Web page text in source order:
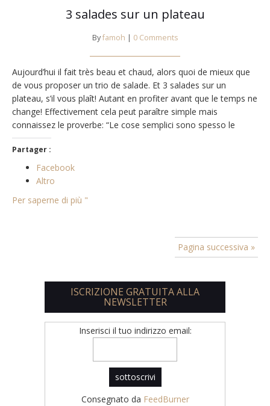
3 salades sur un plateau
Byfamoh | 0 Comments
Aujourd’hui il fait très beau et chaud, alors quoi de mieux que
de vous proposer un trio de salade. Et 3 salades sur un
plateau, s’il vous plaît! Autant en profiter avant que le temps ne
change! Effectivement cela peut paraître simple mais
connaissez le proverbe: “Le cose semplici sono spesso le
migliori”. Allez, eccoci alla ricetta….
Partager :
Facebook
Altro
Per saperne di più "
Pagina successiva »
ISCRIZIONE GRATUITA ALLA
NEWSLETTER
Inserisci il tuo indirizzo email:
Consegnato da FeedBurner